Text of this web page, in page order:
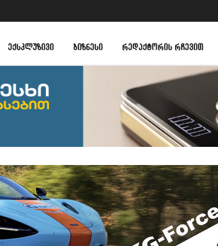
ᲔᲥᲡᲙᲚᲣᲖᲘᲕᲘ ᲑᲘᲖᲜᲔᲡᲘ ᲠᲔᲓᲐᲥᲢᲝᲠᲘᲡ ᲠᲩᲔᲕᲘᲗ